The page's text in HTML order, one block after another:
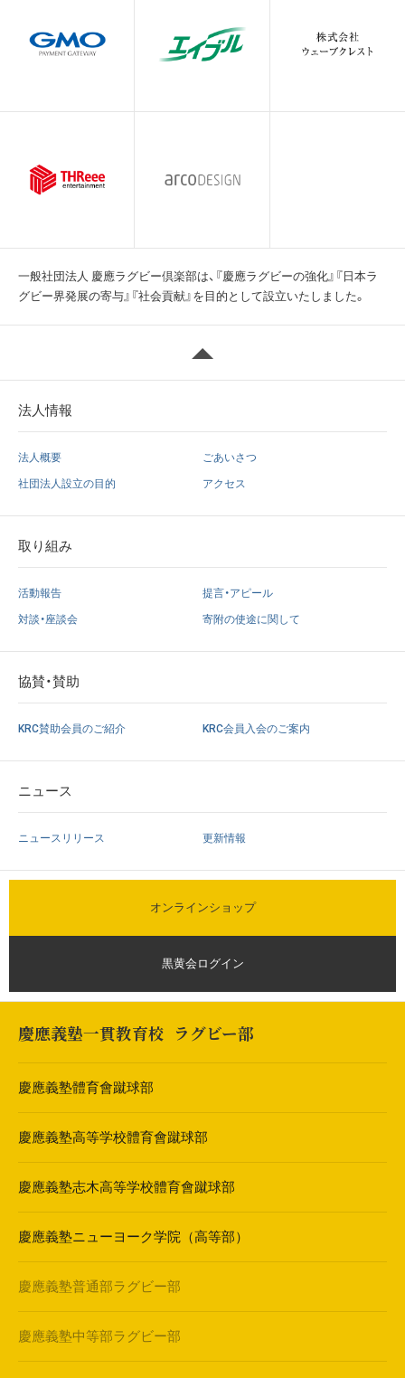
一般社団法人 慶應ラグビー倶楽部は、『慶應ラグビーの強化』『日本ラ
グビー界発展の寄与』『社会貢献』を目的として設立いたしました。
法人情報
法人概要 ごあいさつ
社団法人設立の目的 アクセス
取り組み
活動報告 提言・アピール
対談・座談会 寄附の使途に関して
協賛・賛助
KRC賛助会員のご紹介 KRC会員入会のご案内
ニュース
ニュースリリース 更新情報
オンラインショップ
黒黄会ログイン
慶應義塾一貫教育校 ラグビー部
慶應義塾體育會蹴球部
慶應義塾高等学校體育會蹴球部
慶應義塾志木高等学校體育會蹴球部
慶應義塾ニューヨーク学院（高等部）
慶應義塾普通部ラグビー部
慶應義塾中等部ラグビー部